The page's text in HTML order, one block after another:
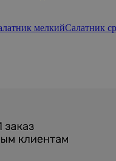
мелкийСалатник